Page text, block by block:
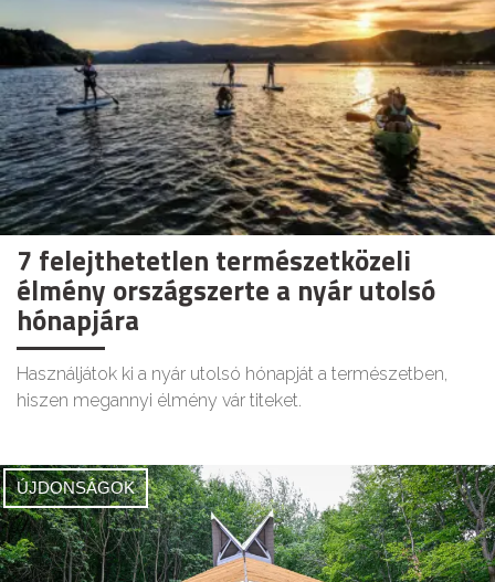
7 felejthetetlen természetközeli
élmény országszerte a nyár utolsó
hónapjára
Használjátok ki a nyár utolsó hónapját a természetben,
hiszen megannyi élmény vár titeket.
ÚJDONSÁGOK